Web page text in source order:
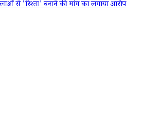
से 'रिश्ता' बनाने की मांग का लगाया आरोप